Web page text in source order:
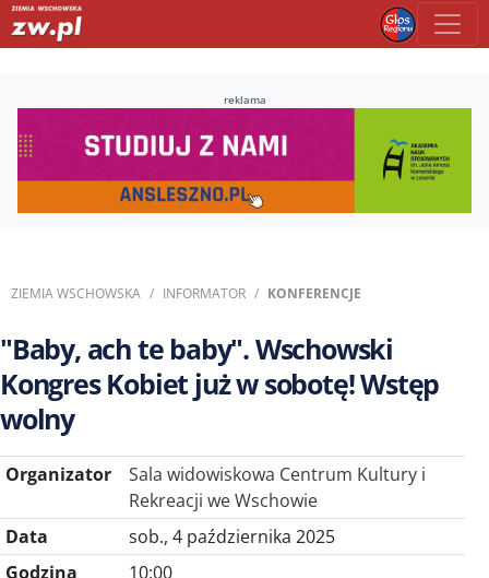
reklama
ZIEMIA WSCHOWSKA INFORMATOR KONFERENCJE
"Baby, ach te baby". Wschowski
Kongres Kobiet już w sobotę! Wstęp
wolny
Organizator
Sala widowiskowa Centrum Kultury i
Rekreacji we Wschowie
Data
sob., 4 października 2025
Godzina
10:00